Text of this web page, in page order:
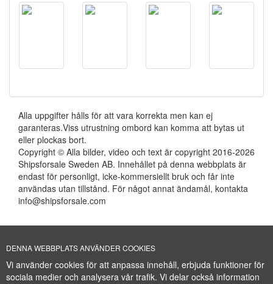
DENNA WEBBPLATS ANVÄNDER COOKIES
Vi använder cookies för att anpassa innehåll, erbjuda funktioner för
sociala medier och analysera vår trafik. Vi delar också information
Alla uppgifter hålls för att vara korrekta men kan ej
garanteras.Viss utrustning ombord kan komma att bytas ut
eller plockas bort.
Copyright © Alla bilder, video och text är copyright 2016-2026
Shipsforsale Sweden AB. Innehållet på denna webbplats är
endast för personligt, icke-kommersiellt bruk och får inte
användas utan tillstånd. För något annat ändamål, kontakta
info@shipsforsale.com
Få nyheter om fartyg före alla andra.